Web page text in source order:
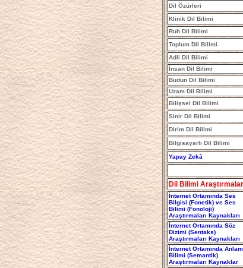
Dil Özürleri
Klinik Dil Bilimi
Ruh Dil Bilimi
Toplum Dil Bilimi
Adli Dil Bilimi
İnsan Dil Bilimi
Budun Dil Bilimi
Uzam Dil Bilimi
Bilişsel Dil Bilimi
Sinir Dil Bilimi
Dirim Dil Bilimi
Bilgisayarlı Dil Bilimi
Yapay Zekâ
Dil Bilimi
İnternet Ortamında Ses
Bilgisi (Fonetik) ve Ses
Bilimi (Fonoloji)
Araştırmaları Kaynakları
İnternet Ortamında Söz
Dizimi (Sentaks)
Araştırmaları Kaynakları
İnternet Ortamında Anlam
Bilimi (Semantik)
Araştırmaları Kaynaklar